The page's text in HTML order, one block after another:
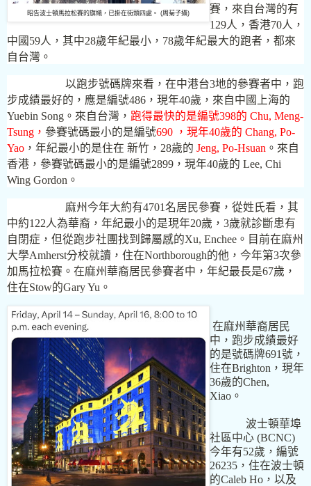
昭告波士頓馬拉松賽的旗幟，已掛在街頭四處。 (周菊子攝)
賽，來自台灣的有
129人，香港70人，
中國 59人，其中28歲年紀最小， 78歲年紀最大的跑者，都來
自台灣。
以跑步號碼牌來看，在中港台3地的參賽者中，跑
步成績最好的，應是編號486 ，現年40歲，來自中國上海的
Yuebin Song 。來自台灣， 跑得最快的是編號398的 Chu, Meng-
Tsung， 參賽號碼最小的是編號690 ，現年40歲的 Chang, Po-
Yao ，年紀最小的是住在 新竹， 28歲的 Jeng, Po-Hsuan 。來自
香港，參賽號碼最小的是編號2899 ，現年40歲的 Lee, Chi
Wing Gordon 。
麻州今年大約有4701名居民參賽，從姓氏看，其
中約122人為華裔，年紀最小的是現年20歲， 3歲就診斷患有
自閉症，但從跑步社團找到歸屬感的Xu, Enchee 。目前在麻州
大學Amherst分校就讀，住在Northborough的他，今年第3次參
加馬拉松賽。在麻州華裔居民參賽者中，年紀最長是67歲，
住在Stow的Gary Yu 。
在麻州華裔居民
中，跑步成績最好
的是號碼牌691號，
住在Brighton ，現年
36歲的Chen,
Xiao 。
波士頓華埠
社區中心 (BCNC)
今年有52歲，編號
26235 ，住在波士頓
的Caleb Ho ，以及